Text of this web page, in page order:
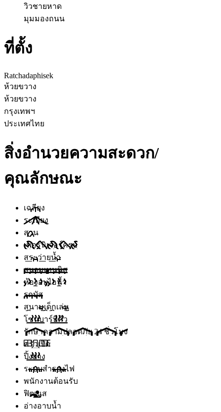
วิวชายหาด
มุมมองถนน
ที่ตั้ง
Ratchadaphisek
ห้วยขวาง
ห้วยขวาง
กรุงเทพฯ
ประเทศไทย
สิ่งอำนวยความสะดวก/
คุณลักษณะ
เฉลียง
ระเบียง
สวน
เฟอร์นิเจอร์ครบ
สระว่ายน้ำ
สนามเทนนิส
ห้องอบไอน้ำ
รถบัส
สนามเด็กเล่น
โซนบาร์บีคิว
รักษาความปลอดภัย 24 ชั่วโมง
ครัวเปิด
ปิ้งย่าง
ระบบสำรองไฟ
พนักงานต้อนรับ
ฟิตเนส
อ่างอาบน้ำ